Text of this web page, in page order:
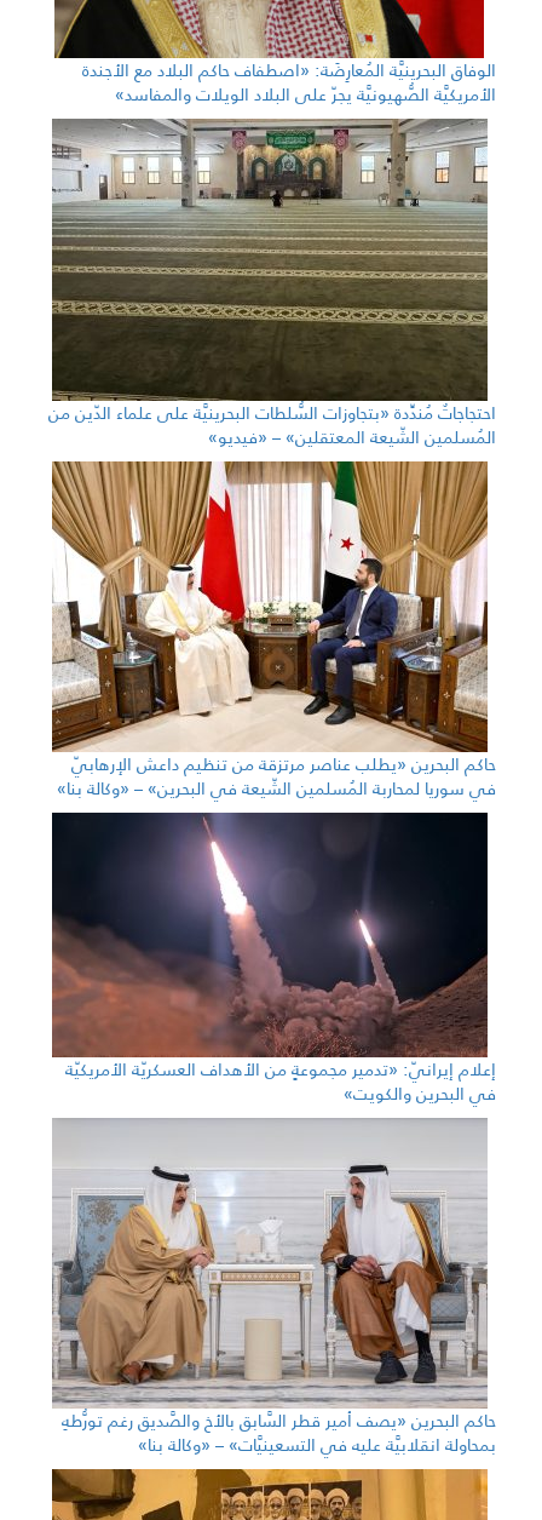
الوفاق البحرينيَّة المُعارِضَة: «اصطفاف حاكم البلاد مع الأجندة
الأمريكيَّة الصُّهيونيَّة يجرّ على البلاد الويلات والمفاسد»
احتجاجاتٌ مُندِّدة «بتجاوزات السُّلطات البحرينيَّة على علماء الدّين من
المُسلمين الشّيعة المعتقلين» – «فيديو»
حاكم البحرين «يطلب عناصر مرتزقة من تنظيم داعش الإرهابيّ
في سوريا لمحاربة المُسلمين الشّيعة في البحرين» – «وكالة بنا»
إعلام إيرانيّ: «تدمير مجموعةٍ من الأهداف العسكريّة الأمريكيّة
في البحرين والكويت»
حاكم البحرين «يصف أمير قطر السَّابق بالأخ والصَّديق رغم تورُّطهِ
بمحاولة انقلابيَّة عليه في التسعينيَّات» – «وكالة بنا»